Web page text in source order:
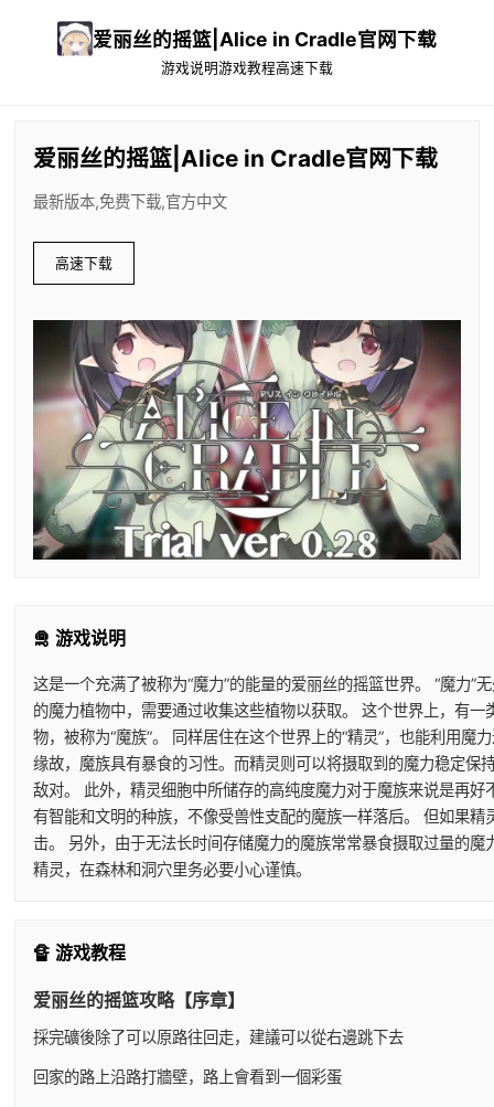
爱丽丝的摇篮|Alice in Cradle官网下载
游戏说明游戏教程高速下载
爱丽丝的摇篮|Alice in Cradle官网下载
最新版本,免费下载,官方中文
高速下载
🛅 游戏说明
这是一个充满了被称为“魔力”的能量的爱丽丝的摇篮世界。 “魔力
的魔力植物中，需要通过收集这些植物以获取。 这个世界上，有
物，被称为“魔族”。 同样居住在这个世界上的“精灵”，也能利用
缘故，魔族具有暴食的习性。而精灵则可以将摄取到的魔力稳定
敌对。 此外，精灵细胞中所储存的高纯度魔力对于魔族来说是再
有智能和文明的种族，不像受兽性支配的魔族一样落后。 但如果
击。 另外，由于无法长时间存储魔力的魔族常常暴食摄取过量的
精灵，在森林和洞穴里务必要小心谨慎。
🔏 游戏教程
爱丽丝的摇篮攻略【序章】
採完礦後除了可以原路往回走，建議可以從右邊跳下去
回家的路上沿路打牆壁，路上會看到一個彩蛋